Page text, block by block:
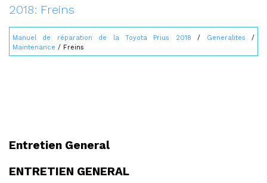
2018: Freins
Manuel de réparation de la Toyota Prius 2018 / Generalites /
Maintenance / Freins
Entretien General
ENTRETIEN GENERAL